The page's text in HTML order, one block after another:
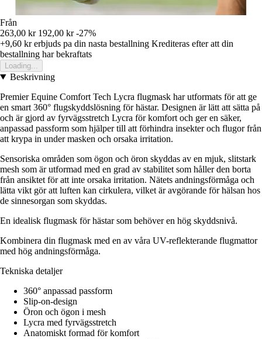
Från
263,00 kr 192,00 kr -27%
+9,60 krerbjuds pa din nasta bestallning Krediteras efter att din
bestallning har bekraftats
Loading...
Beskrivning
Premier Equine Comfort Tech Lycra flugmask har utformats för att ge
en smart 360° flugskyddslösning för hästar. Designen är lätt att sätta på
och är gjord av fyrvägsstretch Lycra för komfort och ger en säker,
anpassad passform som hjälper till att förhindra insekter och flugor från
att krypa in under masken och orsaka irritation.
Sensoriska områden som ögon och öron skyddas av en mjuk, slitstark
mesh som är utformad med en grad av stabilitet som håller den borta
från ansiktet för att inte orsaka irritation. Nätets andningsförmåga och
lätta vikt gör att luften kan cirkulera, vilket är avgörande för hälsan hos
de sinnesorgan som skyddas.
En idealisk flugmask för hästar som behöver en hög skyddsnivå.
Kombinera din flugmask med en av våra UV-reflekterande flugmattor
med hög andningsförmåga.
Tekniska detaljer
360° anpassad passform
Slip-on-design
Öron och ögon i mesh
Lycra med fyrvägsstretch
Anatomiskt formad för komfort